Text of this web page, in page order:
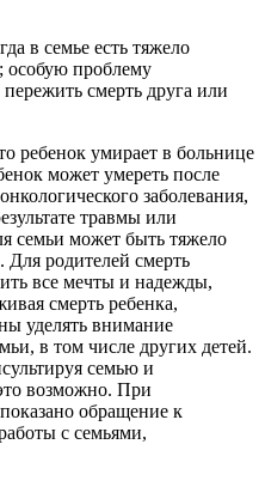
в семье есть тяжело
проблему
смерть друга или
ребенок умирает в больнице
может умереть после
заболевания,
травмы или
семьи может быть тяжело
родителей смерть
все мечты и надежды,
смерть ребенка,
уделять внимание
в том числе других детей.
семью и
возможно. При
обращение к
с семьями,